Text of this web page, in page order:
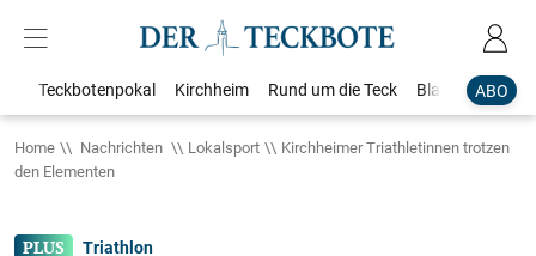
ABO
Teckbotenpokal Kirchheim Rund um die Teck Blaulicht
Home Nachrichten Lokalsport
Kirchheimer Triathletinnen trotzen
den Elementen
Triathlon